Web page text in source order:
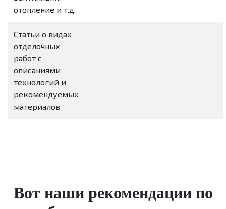
отопление и т.д.
Статьи о видах
отделочных
работ с
описаниями
технологий и
рекомендуемых
материалов
Вот наши рекомендации по